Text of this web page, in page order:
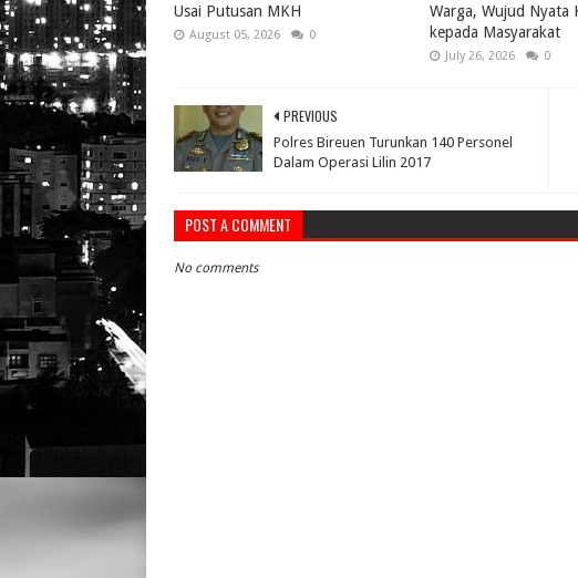
Usai Putusan MKH
August 05, 2026 0
Warga, Wujud Nyata
kepada Masyarakat
July 26, 2026 0
PREVIOUS
Polres Bireuen Turunkan 140 Personel
Dalam Operasi Lilin 2017
POST A COMMENT
No comments